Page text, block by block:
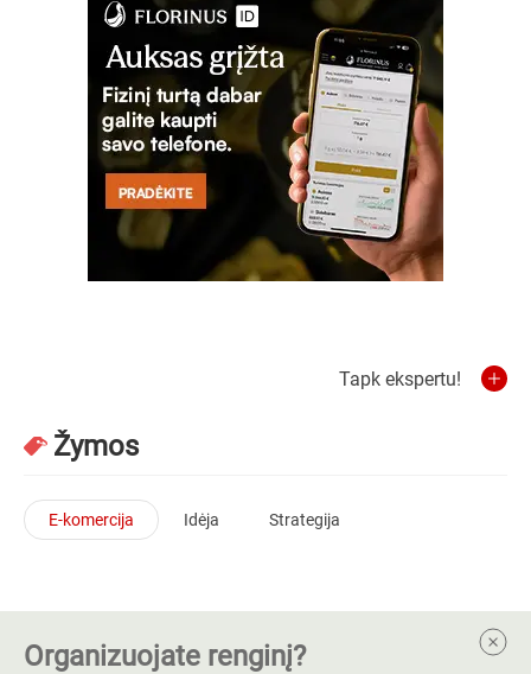
Tapk ekspertu!
Žymos
E-komercija Idėja Strategija
Organizuojate renginį?